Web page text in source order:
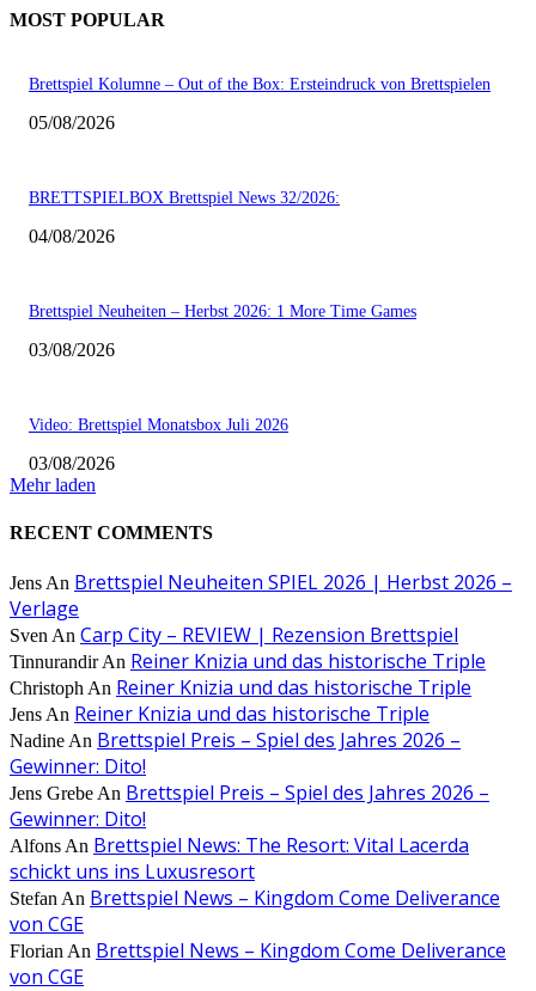
MOST POPULAR
Brettspiel Kolumne – Out of the Box: Ersteindruck von Brettspielen
05/08/2026
BRETTSPIELBOX Brettspiel News 32/2026:
04/08/2026
Brettspiel Neuheiten – Herbst 2026: 1 More Time Games
03/08/2026
Video: Brettspiel Monatsbox Juli 2026
03/08/2026
Mehr laden
RECENT COMMENTS
Jens An Brettspiel Neuheiten SPIEL 2026 | Herbst 2026 –
Verlage
Sven An Carp City – REVIEW | Rezension Brettspiel
TinnurandirAn Reiner Knizia und das historische Triple
Christoph An Reiner Knizia und das historische Triple
Jens An Reiner Knizia und das historische Triple
Nadine An Brettspiel Preis – Spiel des Jahres 2026 –
Gewinner: Dito!
Jens Grebe An Brettspiel Preis – Spiel des Jahres 2026 –
Gewinner: Dito!
Alfons An Brettspiel News: The Resort: Vital Lacerda
schickt uns ins Luxusresort
Stefan An Brettspiel News – Kingdom Come Deliverance
von CGE
Florian An Brettspiel News – Kingdom Come Deliverance
von CGE